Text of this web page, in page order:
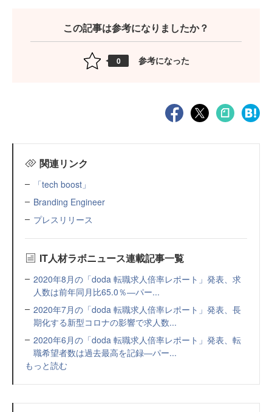
この記事は参考になりましたか？
0 参考になった
関連リンク
「tech boost」
Branding Engineer
プレスリリース
IT人材ラボニュース連載記事一覧
2020年8月の「doda 転職求人倍率レポート」発表、求
人数は前年同月比65.0％―パー...
2020年7月の「doda 転職求人倍率レポート」発表、長
期化する新型コロナの影響で求人数...
2020年6月の「doda 転職求人倍率レポート」発表、転
職希望者数は過去最高を記録―パー...
もっと読む